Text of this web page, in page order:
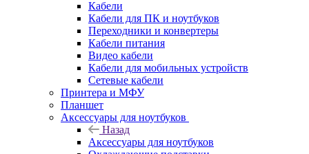
Кабели
Кабели для ПК и ноутбуков
Переходники и конвертеры
Кабели питания
Видео кабели
Кабели для мобильных устройств
Сетевые кабели
Принтера и МФУ
Планшет
Аксессуары для ноутбуков
Назад
Аксессуары для ноутбуков